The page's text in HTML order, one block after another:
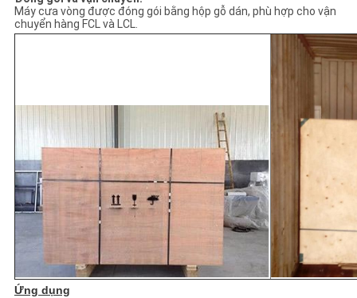
Máy cưa vòng được đóng gói bằng hộp gỗ dán, phù hợp cho vận
chuyển hàng FCL và LCL.
Ứng dụng